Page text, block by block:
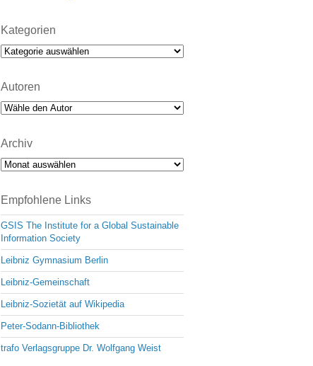
Kategorien
Kategorien
Autoren
Archiv
Archiv
Empfohlene Links
GSIS The Institute for a Global Sustainable
Information Society
Leibniz Gymnasium Berlin
Leibniz-Gemeinschaft
Leibniz-Sozietät auf Wikipedia
Peter-Sodann-Bibliothek
trafo Verlagsgruppe Dr. Wolfgang Weist